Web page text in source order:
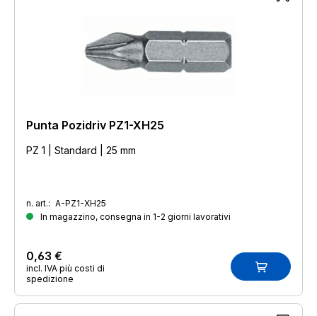
Punta Pozidriv PZ1-XH25
PZ 1 | Standard | 25 mm
n. art.: A-PZ1-XH25
In magazzino, consegna in 1-2 giorni lavorativi
0,63 €
incl. IVA più costi di
spedizione